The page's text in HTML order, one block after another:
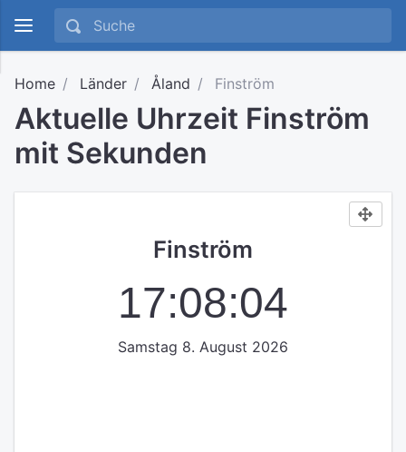
Home Länder Åland Finström
Aktuelle Uhrzeit Finström
mit Sekunden
Finström
17:08:04
Samstag 8. August 2026